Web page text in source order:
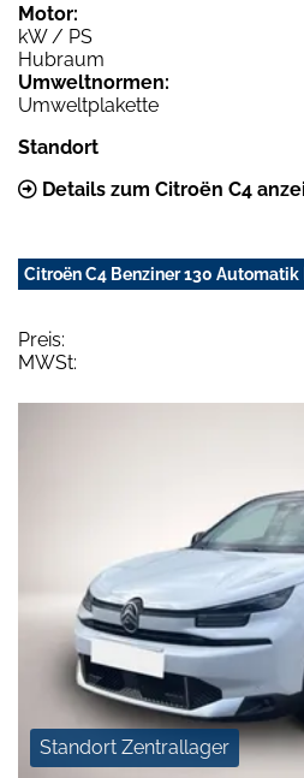
Motor:
kW / PS
Hubraum
Umweltnormen:
Umweltplakette
Standort
Details zum Citroën C4
Citroën C4 Benziner 130 Automatik
Preis:
MWSt:
Standort Zentrallager